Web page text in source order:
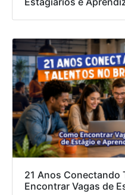
21 Anos Conectando
Encontrar Vagas de